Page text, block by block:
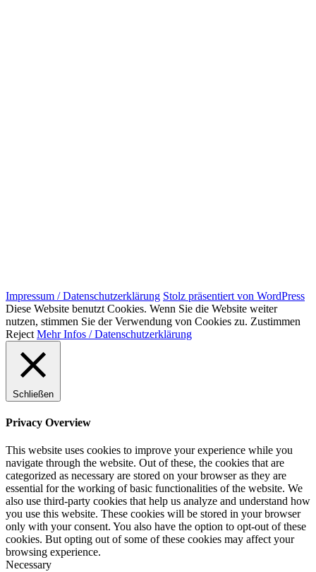
Impressum / Datenschutzerklärung Stolz präsentiert von WordPress
Diese Website benutzt Cookies. Wenn Sie die Website weiter
nutzen, stimmen Sie der Verwendung von Cookies zu. Zustimmen
Reject Mehr Infos / Datenschutzerklärung
Schließen
Privacy Overview
This website uses cookies to improve your experience while you
navigate through the website. Out of these, the cookies that are
categorized as necessary are stored on your browser as they are
essential for the working of basic functionalities of the website. We
also use third-party cookies that help us analyze and understand how
you use this website. These cookies will be stored in your browser
only with your consent. You also have the option to opt-out of these
cookies. But opting out of some of these cookies may affect your
browsing experience.
Necessary